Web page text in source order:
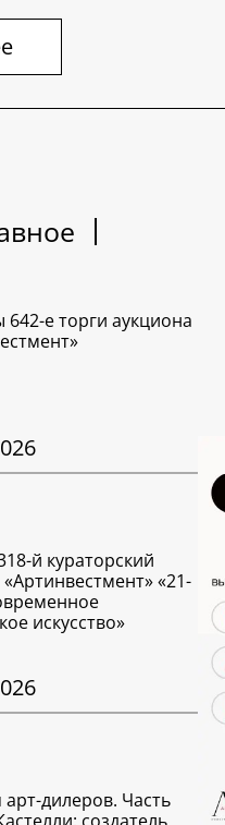
е торги аукциона
й кураторский
«21-
искусство»
дилеров. Часть